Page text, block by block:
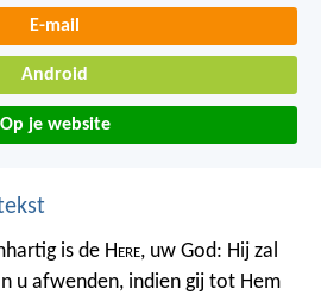
E-mail
Android
Op je website
is de Here, uw God: Hij zal
u afwenden, indien gij tot Hem